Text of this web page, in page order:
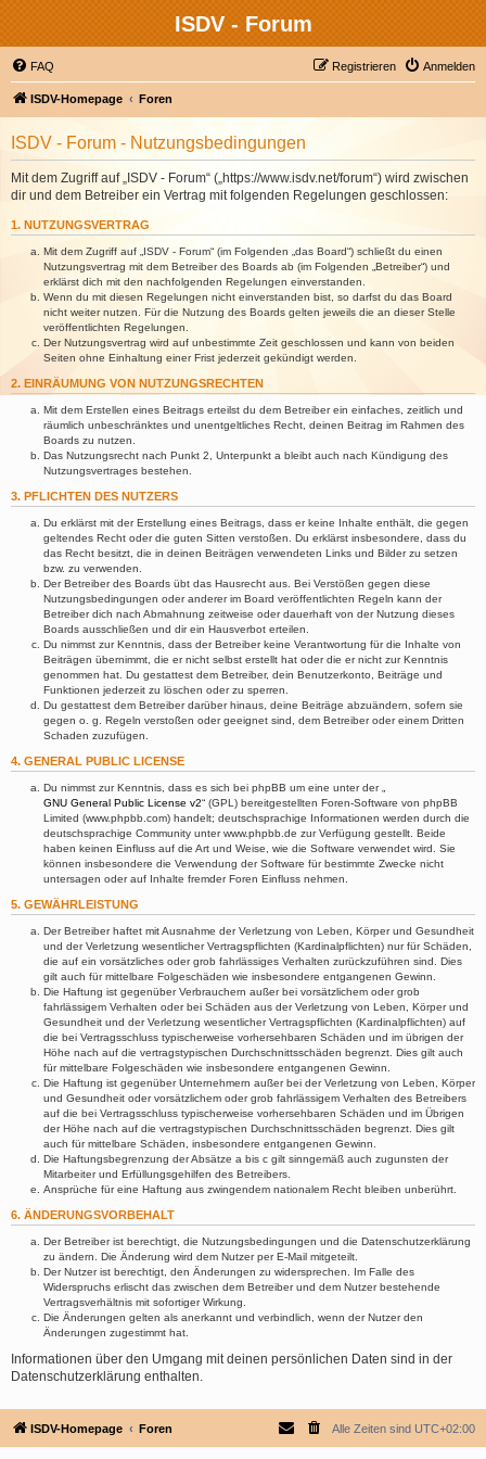
ISDV - Forum
FAQ Anmelden
Registrieren
ISDV-Homepage Foren
ISDV - Forum - Nutzungsbedingungen
Mit dem Zugriff auf „ISDV - Forum“ („https://www.isdv.net/forum“) wird zwischen
dir und dem Betreiber ein Vertrag mit folgenden Regelungen geschlossen:
1. NUTZUNGSVERTRAG
Mit dem Zugriff auf „ISDV - Forum“ (im Folgenden „das Board“) schließt du einen
Nutzungsvertrag mit dem Betreiber des Boards ab (im Folgenden „Betreiber“) und
erklärst dich mit den nachfolgenden Regelungen einverstanden.
Wenn du mit diesen Regelungen nicht einverstanden bist, so darfst du das Board
nicht weiter nutzen. Für die Nutzung des Boards gelten jeweils die an dieser Stelle
veröffentlichten Regelungen.
Der Nutzungsvertrag wird auf unbestimmte Zeit geschlossen und kann von beiden
Seiten ohne Einhaltung einer Frist jederzeit gekündigt werden.
2. EINRÄUMUNG VON NUTZUNGSRECHTEN
Mit dem Erstellen eines Beitrags erteilst du dem Betreiber ein einfaches, zeitlich und
räumlich unbeschränktes und unentgeltliches Recht, deinen Beitrag im Rahmen des
Boards zu nutzen.
Das Nutzungsrecht nach Punkt 2, Unterpunkt a bleibt auch nach Kündigung des
Nutzungsvertrages bestehen.
3. PFLICHTEN DES NUTZERS
Du erklärst mit der Erstellung eines Beitrags, dass er keine Inhalte enthält, die gegen
geltendes Recht oder die guten Sitten verstoßen. Du erklärst insbesondere, dass du
das Recht besitzt, die in deinen Beiträgen verwendeten Links und Bilder zu setzen
bzw. zu verwenden.
Der Betreiber des Boards übt das Hausrecht aus. Bei Verstößen gegen diese
Nutzungsbedingungen oder anderer im Board veröffentlichten Regeln kann der
Betreiber dich nach Abmahnung zeitweise oder dauerhaft von der Nutzung dieses
Boards ausschließen und dir ein Hausverbot erteilen.
Du nimmst zur Kenntnis, dass der Betreiber keine Verantwortung für die Inhalte von
Beiträgen übernimmt, die er nicht selbst erstellt hat oder die er nicht zur Kenntnis
genommen hat. Du gestattest dem Betreiber, dein Benutzerkonto, Beiträge und
Funktionen jederzeit zu löschen oder zu sperren.
Du gestattest dem Betreiber darüber hinaus, deine Beiträge abzuändern, sofern sie
gegen o. g. Regeln verstoßen oder geeignet sind, dem Betreiber oder einem Dritten
Schaden zuzufügen.
4. GENERAL PUBLIC LICENSE
Du nimmst zur Kenntnis, dass es sich bei phpBB um eine unter der „
GNU General Public License v2“ (GPL) bereitgestellten Foren-Software von phpBB
Limited (www.phpbb.com) handelt; deutschsprachige Informationen werden durch die
deutschsprachige Community unter www.phpbb.de zur Verfügung gestellt. Beide
haben keinen Einfluss auf die Art und Weise, wie die Software verwendet wird. Sie
können insbesondere die Verwendung der Software für bestimmte Zwecke nicht
untersagen oder auf Inhalte fremder Foren Einfluss nehmen.
5. GEWÄHRLEISTUNG
Der Betreiber haftet mit Ausnahme der Verletzung von Leben, Körper und Gesundheit
und der Verletzung wesentlicher Vertragspflichten (Kardinalpflichten) nur für Schäden,
die auf ein vorsätzliches oder grob fahrlässiges Verhalten zurückzuführen sind. Dies
gilt auch für mittelbare Folgeschäden wie insbesondere entgangenen Gewinn.
Die Haftung ist gegenüber Verbrauchern außer bei vorsätzlichem oder grob
fahrlässigem Verhalten oder bei Schäden aus der Verletzung von Leben, Körper und
Gesundheit und der Verletzung wesentlicher Vertragspflichten (Kardinalpflichten) auf
die bei Vertragsschluss typischerweise vorhersehbaren Schäden und im übrigen der
Höhe nach auf die vertragstypischen Durchschnittsschäden begrenzt. Dies gilt auch
für mittelbare Folgeschäden wie insbesondere entgangenen Gewinn.
Die Haftung ist gegenüber Unternehmern außer bei der Verletzung von Leben, Körper
und Gesundheit oder vorsätzlichem oder grob fahrlässigem Verhalten des Betreibers
auf die bei Vertragsschluss typischerweise vorhersehbaren Schäden und im Übrigen
der Höhe nach auf die vertragstypischen Durchschnittsschäden begrenzt. Dies gilt
auch für mittelbare Schäden, insbesondere entgangenen Gewinn.
Die Haftungsbegrenzung der Absätze a bis c gilt sinngemäß auch zugunsten der
Mitarbeiter und Erfüllungsgehilfen des Betreibers.
Ansprüche für eine Haftung aus zwingendem nationalem Recht bleiben unberührt.
6. ÄNDERUNGSVORBEHALT
Der Betreiber ist berechtigt, die Nutzungsbedingungen und die Datenschutzerklärung
zu ändern. Die Änderung wird dem Nutzer per E-Mail mitgeteilt.
Der Nutzer ist berechtigt, den Änderungen zu widersprechen. Im Falle des
Widerspruchs erlischt das zwischen dem Betreiber und dem Nutzer bestehende
Vertragsverhältnis mit sofortiger Wirkung.
Die Änderungen gelten als anerkannt und verbindlich, wenn der Nutzer den
Änderungen zugestimmt hat.
Informationen über den Umgang mit deinen persönlichen Daten sind in der
Datenschutzerklärung enthalten.
ISDV-Homepage Foren Alle Zeiten sind UTC+02:00